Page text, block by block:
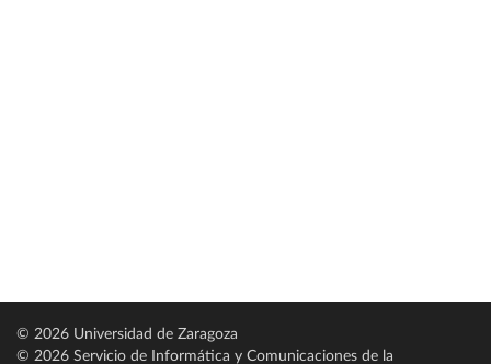
© 2026 Universidad de Zaragoza
© 2026 Servicio de Informática y Comunicaciones de la